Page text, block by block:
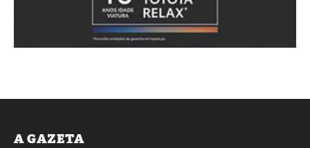
A GAZETA